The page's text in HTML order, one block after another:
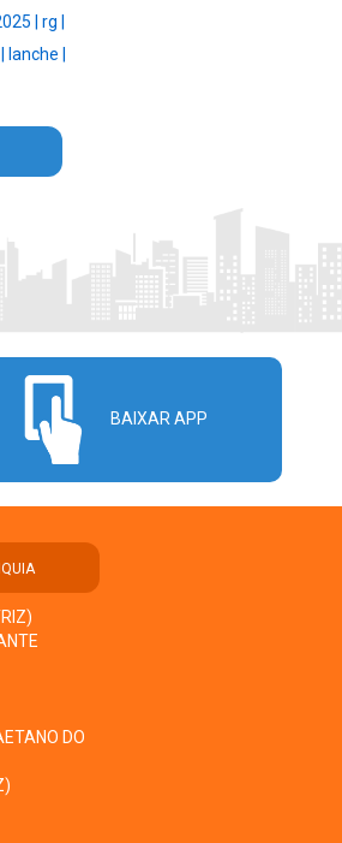
| rg |
lanche |
BAIXAR APP
DO